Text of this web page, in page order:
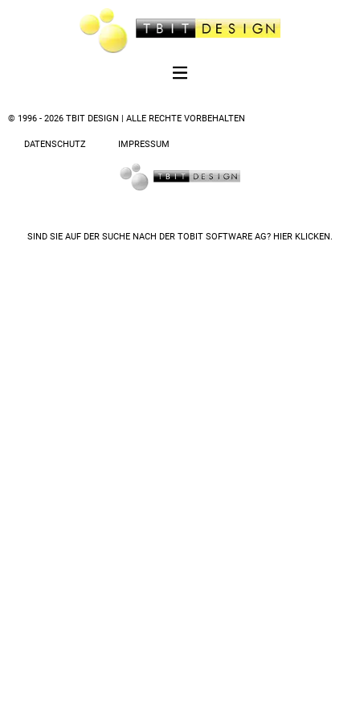
© 1996 - 2026 TBIT DESIGN | ALLE RECHTE VORBEHALTEN
DATENSCHUTZ IMPRESSUM
SIND SIE AUF DER SUCHE NACH DER TOBIT SOFTWARE AG? HIER KLICKEN.